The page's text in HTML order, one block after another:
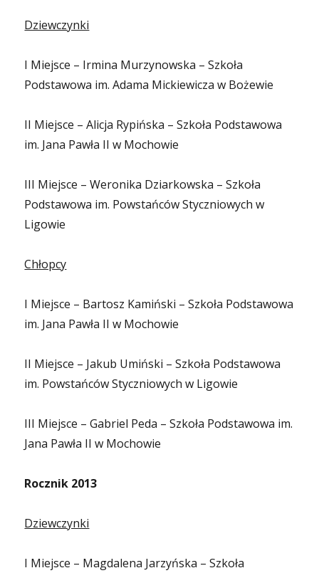
Dziewczynki
I Miejsce – Irmina Murzynowska – Szkoła
Podstawowa im. Adama Mickiewicza w Bożewie
II Miejsce – Alicja Rypińska – Szkoła Podstawowa
im. Jana Pawła II w Mochowie
III Miejsce – Weronika Dziarkowska – Szkoła
Podstawowa im. Powstańców Styczniowych w
Ligowie
Chłopcy
I Miejsce – Bartosz Kamiński – Szkoła Podstawowa
im. Jana Pawła II w Mochowie
II Miejsce – Jakub Umiński – Szkoła Podstawowa
im. Powstańców Styczniowych w Ligowie
III Miejsce – Gabriel Peda – Szkoła Podstawowa im.
Jana Pawła II w Mochowie
Rocznik 2013
Dziewczynki
I Miejsce – Magdalena Jarzyńska – Szkoła